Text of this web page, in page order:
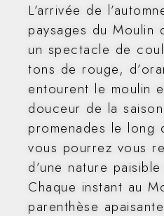
L’arrivée de
paysages du Moulin
un spectacle de
tons de rouge,
entourent le moulin
douceur de la
promenades le long
vous pourrez vous
d’une nature
Chaque instant au
parenthèse